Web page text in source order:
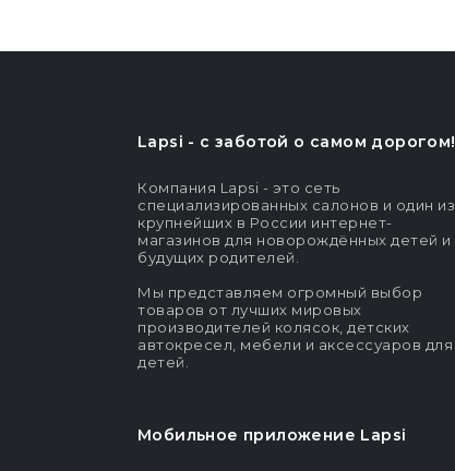
Lapsi - c заботой о самом дорогом!
Компания Lapsi - это сеть
специализированных салонов и один из
крупнейших в России интернет-
магазинов для новорождённых детей и
будущих родителей.
Мы представляем огромный выбор
товаров от лучших мировых
производителей колясок, детских
автокресел, мебели и аксессуаров для
детей.
Мобильное приложение Lapsi